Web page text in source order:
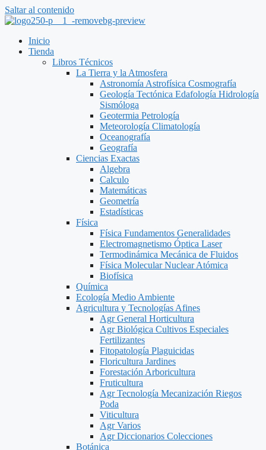
Saltar al contenido
Inicio
Tienda
Libros Técnicos
La Tierra y la Atmosfera
Astronomía Astrofísica Cosmografía
Geología Tectónica Edafología Hidrología
Sismóloga
Geotermia Petrología
Meteorología Climatología
Oceanografía
Geografía
Ciencias Exactas
Algebra
Calculo
Matemáticas
Geometría
Estadísticas
Física
Física Fundamentos Generalidades
Electromagnetismo Óptica Laser
Termodinámica Mecánica de Fluidos
Física Molecular Nuclear Atómica
Biofísica
Química
Ecología Medio Ambiente
Agricultura y Tecnologías Afines
Agr General Horticultura
Agr Biológica Cultivos Especiales
Fertilizantes
Fitopatología Plaguicidas
Floricultura Jardines
Forestación Arboricultura
Fruticultura
Agr Tecnología Mecanización Riegos
Poda
Viticultura
Agr Varios
Agr Diccionarios Colecciones
Botánica